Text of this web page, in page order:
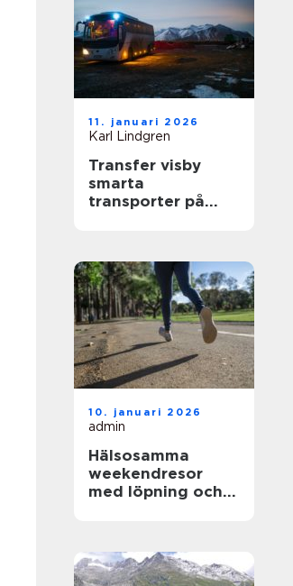
11. januari 2026
Karl Lindgren
Transfer visby
smarta
transporter på
10. januari 2026
admin
Hälsosamma
weekendresor
med löpning och